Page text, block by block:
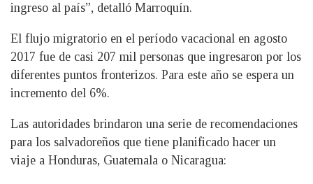
ingreso al país”, detalló Marroquín.
El flujo migratorio en el período vacacional en agosto
2017 fue de casi 207 mil personas que ingresaron por los
diferentes puntos fronterizos. Para este año se espera un
incremento del 6%.
Las autoridades brindaron una serie de recomendaciones
para los salvadoreños que tiene planificado hacer un
viaje a Honduras, Guatemala o Nicaragua: